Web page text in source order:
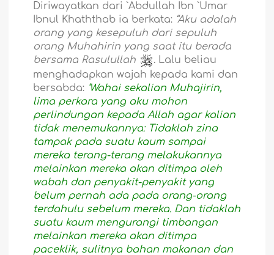
Diriwayatkan dari `Abdullah Ibn `Umar
Ibnul Khaththab ia berkata: “Aku adalah
orang yang kesepuluh dari sepuluh
orang Muhahirin yang saat itu berada
bersama Rasulullah
. Lalu beliau
menghadapkan wajah kepada kami dan
bersabda: ‘Wahai sekalian Muhajirin,
lima perkara yang aku mohon
perlindungan kepada Allah agar kalian
tidak menemukannya: Tidaklah zina
tampak pada suatu kaum sampai
mereka terang-terang melakukannya
melainkan mereka akan ditimpa oleh
wabah dan penyakit-penyakit yang
belum pernah ada pada orang-orang
terdahulu sebelum mereka. Dan tidaklah
suatu kaum mengurangi timbangan
melainkan mereka akan ditimpa
paceklik, sulitnya bahan makanan dan